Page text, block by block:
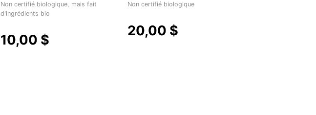
Non certifié biologique, mais fait
d'ingrédients bio
10,00 $
Non certifié biologique
20,00 $